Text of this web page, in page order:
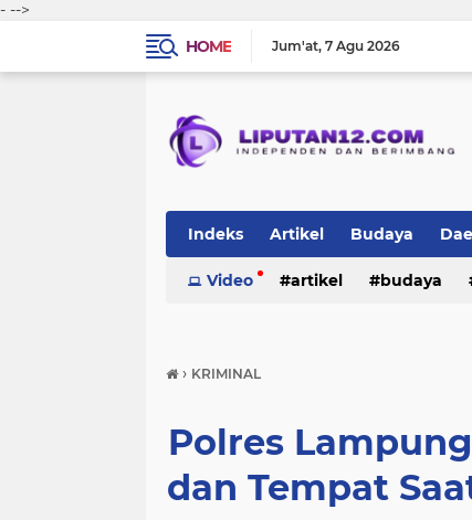
- -->
HOME
Jum'at 7 Agu 2026
Indeks Artikel Budaya
Peristiwa Politik TNI-Polri
Video artikel budaya
› KRIMINAL
Polres
dan Tempat